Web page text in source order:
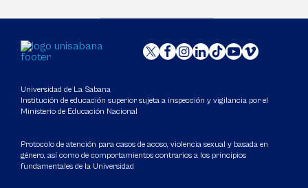
Universidad de La Sabana
Institución de educación superior sujeta a inspección y vigilancia por el
Ministerio de Educación Nacional
Protocolo de atención para casos de acoso, violencia sexual y basada en
género, así como de comportamientos contrarios a los principios
fundamentales de la Universidad